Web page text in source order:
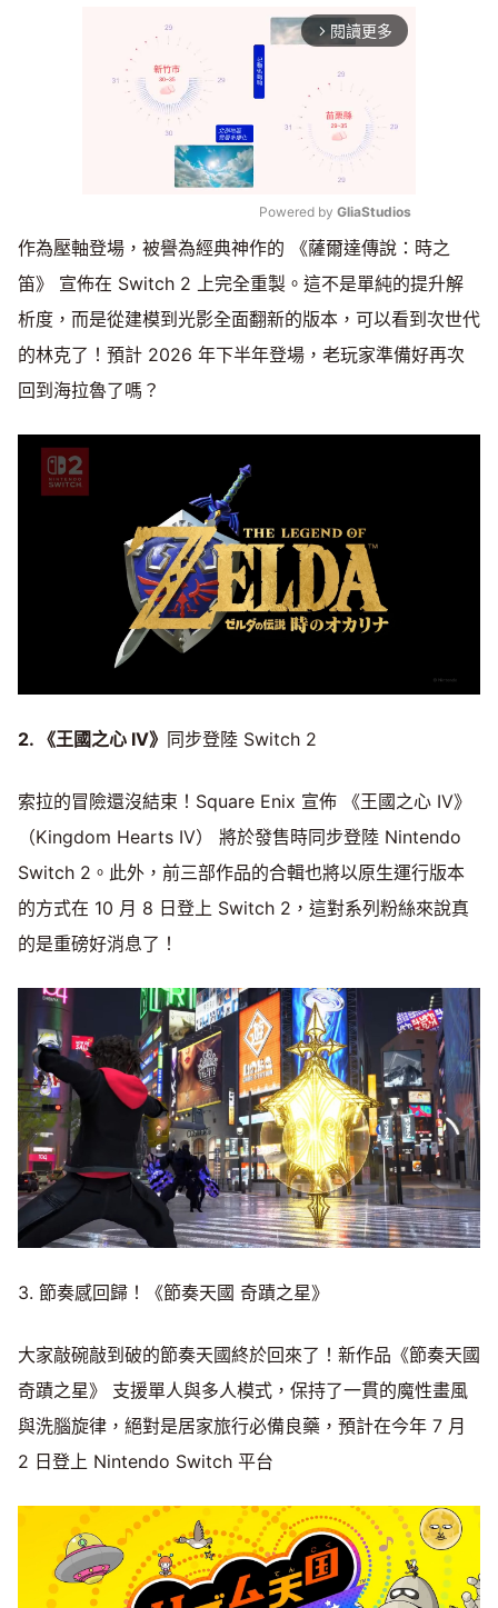
arrow_forward_ios 閱讀更多
Mute
Powered by GliaStudios
作為壓軸登場，被譽為經典神作的 《薩爾達傳說：時之
笛》 宣佈在 Switch 2 上完全重製。這不是單純的提升解
析度，而是從建模到光影全面翻新的版本，可以看到次世代
的林克了！預計 2026 年下半年登場，老玩家準備好再次
回到海拉魯了嗎？
2. 《王國之心 IV》 同步登陸 Switch 2
索拉的冒險還沒結束！Square Enix 宣佈 《王國之心 IV》
（Kingdom Hearts IV） 將於發售時同步登陸 Nintendo
Switch 2。此外，前三部作品的合輯也將以原生運行版本
的方式在 10 月 8 日登上 Switch 2，這對系列粉絲來說真
的是重磅好消息了！
3. 節奏感回歸！《節奏天國 奇蹟之星》
大家敲碗敲到破的節奏天國終於回來了！新作品《節奏天國
奇蹟之星》 支援單人與多人模式，保持了一貫的魔性畫風
與洗腦旋律，絕對是居家旅行必備良藥，預計在今年 7 月
2 日登上 Nintendo Switch 平台